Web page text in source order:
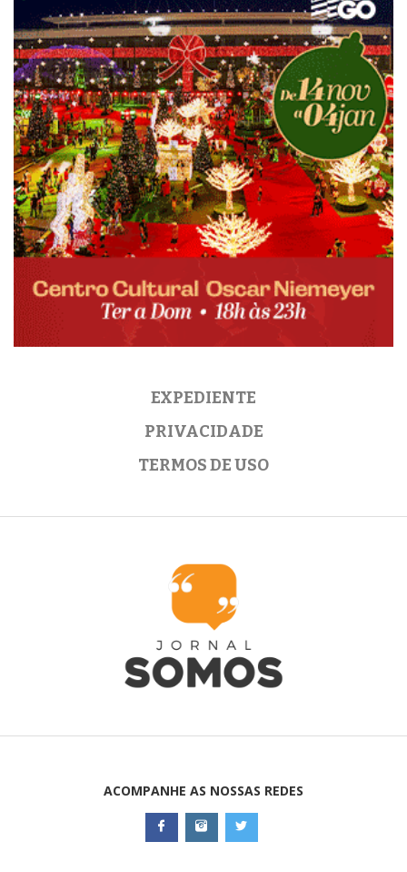
EXPEDIENTE
PRIVACIDADE
TERMOS DE USO
ACOMPANHE AS NOSSAS REDES